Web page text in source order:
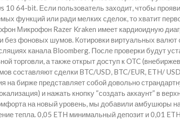
10 64-bit. Если пользователь заходит, чтобы
функций или ради мелких сделок, то хватит
Микрофон Razer Kraken имеет кардиоидную
и без фоновых шумов. Котировки виртуальных
канала Bloomberg. После проверки будут
торговли, а также открыт доступ к OTC
составляют сделки BTC/USD, BTC/EUR, ETH/
на бирже представляет собой довольно
и нажать кнопку “создать аккаунт” в
на новый уровень, мы добавили амбушюры
тепла. 0,05 ETH минимальный депозит и 0,01